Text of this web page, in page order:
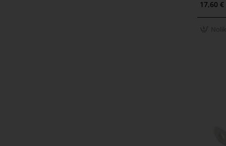
17,60 €